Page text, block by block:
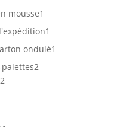
mousse1
produit
1
produit
ondulé1
22
22